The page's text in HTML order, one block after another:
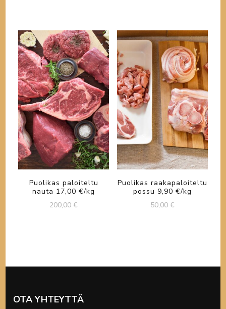
Puolikas paloiteltu
nauta 17,00 €/kg
200,00€
Puolikas raakapaloiteltu
possu 9,90 €/kg
50,00 €
OTA YHTEYTTÄ